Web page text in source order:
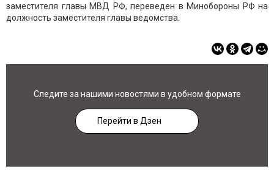
заместителя главы МВД РФ, переведен в Минобороны РФ на
должность заместителя главы ведомства.
Следите за нашими новостями в удобном формате
Перейти в Дзен